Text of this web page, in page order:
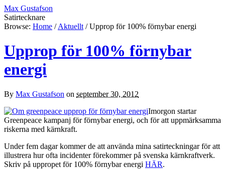
Max Gustafson
Satirtecknare
Browse: Home / Aktuellt / Upprop för 100% förnybar energi
Upprop för 100% förnybar
energi
By Max Gustafson on september 30, 2012
Imorgon startar
Greenpeace kampanj för förnybar energi, och för att uppmärksamma
riskerna med kärnkraft.
Under fem dagar kommer de att använda mina satirteckningar för att
illustrera hur ofta incidenter förekommer på svenska kärnkraftverk.
Skriv på uppropet för 100% förnybar energi HÄR.